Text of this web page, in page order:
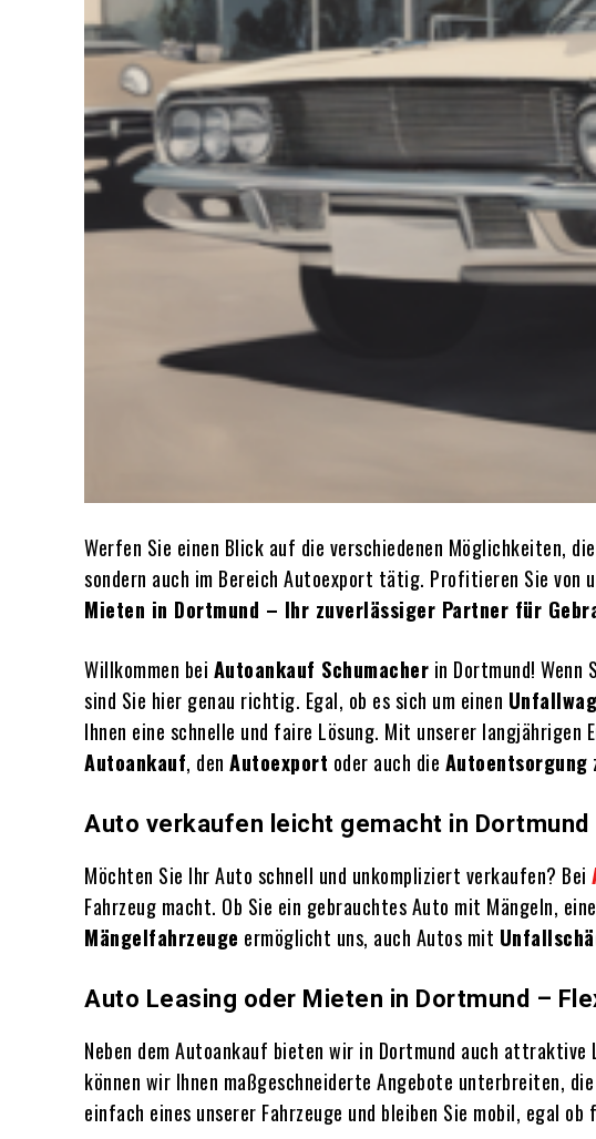
Werfen Sie einen Blick auf die verschiedenen Möglichkeiten,
sondern auch im Bereich Autoexport tätig. Profitieren Sie von
Mieten in Dortmund – Ihr zuverlässiger Partner für
Willkommen bei Autoankauf Schumacher in Dortmund! Wenn
sind Sie hier genau richtig. Egal, ob es sich um einen
Ihnen eine schnelle und faire Lösung. Mit unserer langjährigen
Autoankauf, den Autoexport oder auch die Autoentsorgung
Auto verkaufen leicht gemacht in Dortmund
Möchten Sie Ihr Auto schnell und unkompliziert verkaufen? Bei
Fahrzeug macht. Ob Sie ein gebrauchtes Auto mit Mängeln,
Mängelfahrzeuge ermöglicht uns, auch Autos mit
Auto Leasing oder Mieten in Dortmund –
Neben dem Autoankauf bieten wir in Dortmund auch attraktive
können wir Ihnen maßgeschneiderte Angebote unterbreiten,
einfach eines unserer Fahrzeuge und bleiben Sie mobil, egal